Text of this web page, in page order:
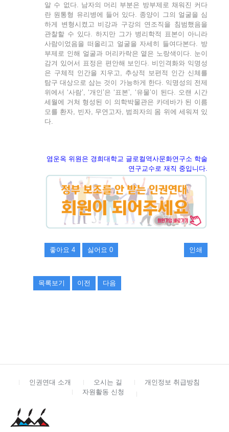
알 수 없다. 남자의 머리 부분은 방부제로 채워진 커다
란 원통형 유리병에 들어 있다. 종양이 그의 얼굴을 심
하게 변형시켰고 비강과 구강의 연조직을 침범했음을
관찰할 수 있다. 하지만 그가 병리학적 표본이 아니라
사람이었음을 떠올리고 얼굴을 자세히 들여다본다. 방
부제로 인해 얼굴과 머리카락은 옅은 노랑색이다. 눈이
감겨 있어서 표정은 편안해 보인다. 비인격화와 익명성
은 구체적 인간을 지우고, 추상적 보편적 인간 신체를
탐구 대상으로 삼는 것이 가능하게 한다. 익명성의 전제
위에서 ‘사람’, ‘개인’은 ‘표본’, ‘유물’이 된다. 오랜 시간
세월에 거쳐 형성된 이 의학박물관은 카데바가 된 이름
모를 환자, 빈자, 무연고자, 범죄자의 몸 위에 세워져 있
다.
염운옥 위원은 경희대학교 글로컬역사문화연구소 학술
연구교수로 재직 중입니다.
좋아요 4 싫어요 0 인쇄
목록보기 이전 다음
인권연대 소개 오시는 길
개인정보 취급방침
자원활동 신청